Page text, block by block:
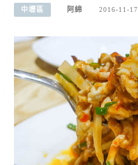
中壢區 阿綿 2016-11-17